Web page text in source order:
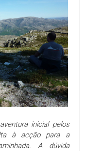
inicial pelos
à acção para a
A dúvida